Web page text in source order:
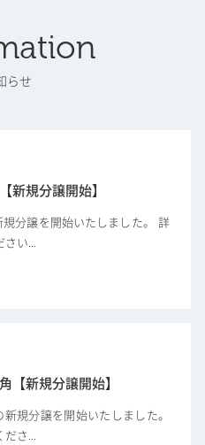
らせ
新規分譲開始】
規分譲を開始いたしました。 詳
さい...
【新規分譲開始】
新規分譲を開始いたしました。
ださ...